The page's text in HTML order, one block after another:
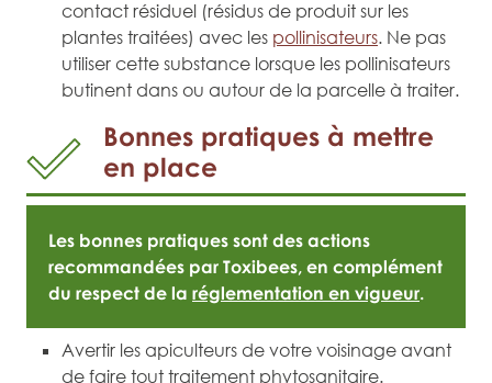
contact résiduel (résidus de produit sur les
plantes traitées) avec les pollinisateurs. Ne pas
utiliser cette substance lorsque les pollinisateurs
butinent dans ou autour de la parcelle à traiter.
Bonnes pratiques à mettre
en place
Les bonnes pratiques sont des actions
recommandées par Toxibees, en complément
du respect de la réglementation en vigueur.
Avertir les apiculteurs de votre voisinage avant
de faire tout traitement phytosanitaire.